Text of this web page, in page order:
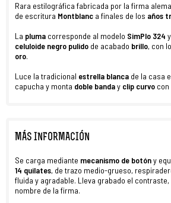
Rara estilográfica fabricada por la firma
de escritura Montblanc a finales de los años
La pluma corresponde al modelo SimPlo 324
celuloide negro pulido de acabado brillo, con
oro.
Luce la tradicional estrella blanca de la casa
capucha y monta doble banday clip curvo
MÁS INFORMACIÓN
Se carga mediante mecanismo de botóny
14 quilates, de trazo medio-grueso,
fluida y agradable. Lleva grabado el contraste,
nombre de la firma.